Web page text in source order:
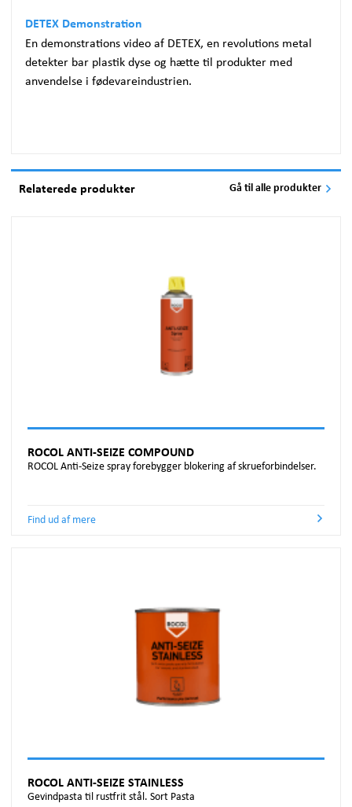
DETEX Demonstration
En demonstrations video af DETEX, en revolutions metal
detekter bar plastik dyse og hætte til produkter med
anvendelse i fødevareindustrien.
Relaterede produkter Gå til alle produkter
ROCOL ANTI-SEIZE COMPOUND
ROCOL Anti-Seize spray forebygger blokering af skrueforbindelser.
Find ud af mere
ROCOL ANTI-SEIZE STAINLESS
Gevindpasta til rustfrit stål. Sort Pasta